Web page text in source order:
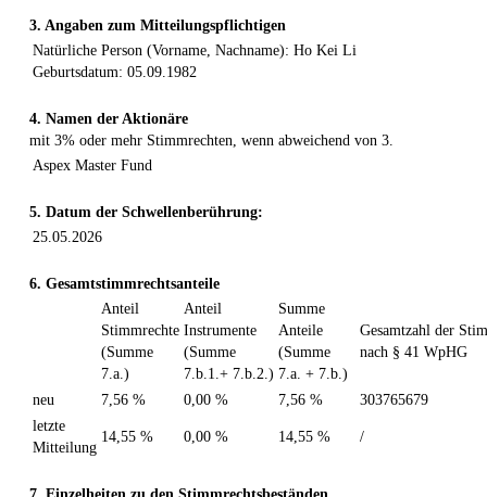
3. Angaben zum Mitteilungspflichtigen
Natürliche Person (Vorname, Nachname): Ho Kei Li
Geburtsdatum: 05.09.1982
4. Namen der Aktionäre
mit 3% oder mehr Stimmrechten, wenn abweichend von 3.
Aspex Master Fund
5. Datum der Schwellenberührung:
25.05.2026
6. Gesamtstimmrechtsanteile
Anteil
Stimmrechte
(Summe
7.a.)
Anteil
Instrumente
(Summe
7.b.1.+ 7.b.2.)
Summe
Anteile
(Summe
7.a. + 7.b.)
Gesamtzahl der
nach § 41 WpHG
neu 7,56 % 0,00 % 7,56 %
303765679
letzte
Mitteilung
14,55 % 0,00 % 14,55 % /